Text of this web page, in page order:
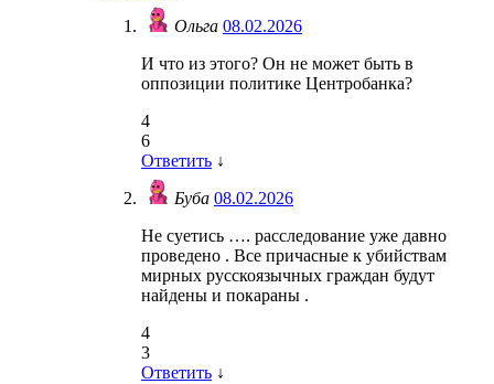
Ольга 08.02.2026
И что из этого? Он не может быть в
оппозиции политике Центробанка?
4
6
Ответить ↓
Буба 08.02.2026
Не суетись …. расследование уже давно
проведено . Все причасные к убийствам
мирных русскоязычных граждан будут
найдены и покараны .
4
3
Ответить ↓